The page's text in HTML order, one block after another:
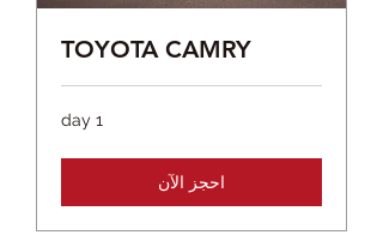
TOYOTA CAMRY
1 day
احجز الآن